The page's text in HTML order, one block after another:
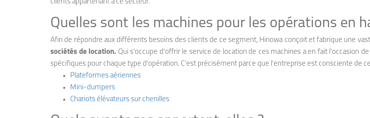
clients appartenant à ce secteur.
Quelles sont les machines pour les opérations en
Afin de répondre aux différents besoins des clients de ce segment, Hinowa conçoit et fabrique une
sociétés de location. Qui s'occupe d'offrir le service de location de ces machines a en fait l'occasion
spécifiques pour chaque type d'opération. C'est précisément parce que l'entreprise est consciente de
Plateformes aériennes
Mini-dumpers
Chariots élévateurs sur chenilles